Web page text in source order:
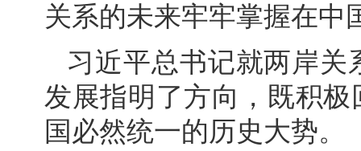
关系的未来牢牢掌握在中
习近平总书记就两岸
发展指明了方向，既积
国必然统一的历史大势。